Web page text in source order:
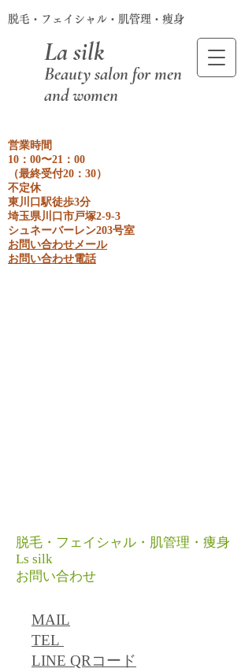
脱毛・フェイシャル・肌管理・痩身
La silk
Beauty salon for men
and women
営業時間
10：00〜21：00
​（最終受付20：30）
不定休
東川口駅徒歩3分
埼玉県川口市戸塚2-9-3
​シュネーバーレン203号室
お問い合わせメール
​お問い合わせ電話
脱毛・フェイシャル・肌管理・痩身
​Ls silk
お問い合わせ
MAIL
TEL
LINE QRコード